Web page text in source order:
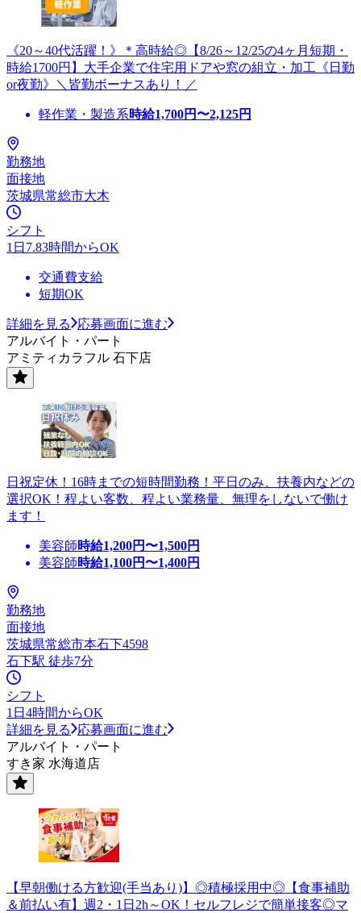
《20～40代活躍！》＊高時給◎【8/26～12/25の4ヶ月短期・
時給1700円】大手企業で住宅用ドアや窓の組立・加工《日勤
or夜勤》＼皆勤ボーナスあり！／
軽作業・製造系時給1,700円〜2,125円
勤務地
面接地
茨城県常総市大木
シフト
1日7.83時間からOK
交通費支給
短期OK
詳細を見る
応募画面に進む
アルバイト・パート
アミティカラフル 石下店
日祝定休！16時までの短時間勤務！平日のみ、扶養内などの
選択OK！程よい客数、程よい業務量、無理をしないで働け
ます！
美容師時給1,200円〜1,500円
美容師時給1,100円〜1,400円
勤務地
面接地
茨城県常総市本石下4598
石下駅 徒歩7分
シフト
1日4時間からOK
詳細を見る
応募画面に進む
アルバイト・パート
すき家 水海道店
【早朝働ける方歓迎(手当あり)】◎積極採用中◎【食事補助
＆前払い有】週2・1日2h～OK！セルフレジで簡単接客◎マ